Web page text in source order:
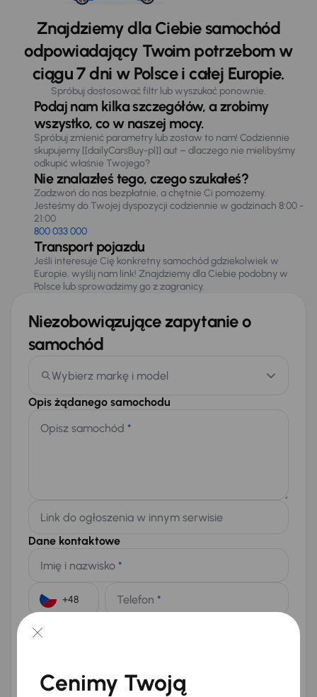
Znajdziemy dla Ciebie samochód
odpowiadający Twoim potrzebom w
ciągu 7 dni w Polsce i całej Europie.
Spróbuj dostosować filtr lub wyszukać ponownie.
Podaj nam kilka szczegółów, a zrobimy
wszystko, co w naszej mocy.
Spróbuj zmienić parametry lub zostaw to nam! Codziennie
skupujemy [[dailyCarsBuy-pl]] aut – dlaczego nie mielibyśmy
odkupić właśnie Twojego?
Nie znalazłeś tego, czego szukałeś?
Zadzwoń do nas bezpłatnie, a chętnie Ci pomożemy.
Jesteśmy do Twojej dyspozycji codziennie w godzinach 8:00 -
21:00
800 033 000
Transport pojazdu
Jeśli interesuje Cię konkretny samochód gdziekolwiek w
Europie, wyślij nam link! Znajdziemy dla Ciebie podobny w
Polsce lub sprowadzimy go z zagranicy.
Niezobowiązujące zapytanie o
samochód
Wybierz markę i model
Opis żądanego samochodu
Opisz samochód *
Link do ogłoszenia w innym serwisie
Dane kontaktowe
Imię i nazwisko *
Telefon *
E-mail
Na numer telefonu (opcjonalnie)
Cenimy Twoją